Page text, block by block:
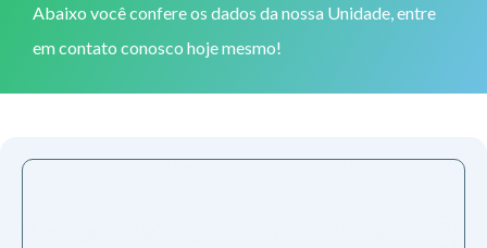
Abaixo você confere os dados da nossa Unidade, entre
em contato conosco hoje mesmo!